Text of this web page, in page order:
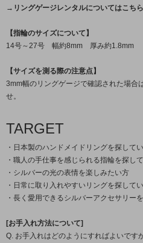
→リングゲージレンタルについてはこち
【指輪のサイズについて】
14号～27号 幅約8mm 厚み約1.8mm
【サイズを測る際の注意点】
3mm幅のリングゲージで確認された場合
せ。
TARGET
・日本製のハンドメイドリングを探して
・職人の手仕事を感じられる指輪を探し
・シルバーの光の表情を楽しみたい方
・日常に取り入れやすいリングを探して
・長く愛用できるシルバーアクセサリー
[お手入れ方法について]
Q. お手入れはどのようにすればよいです